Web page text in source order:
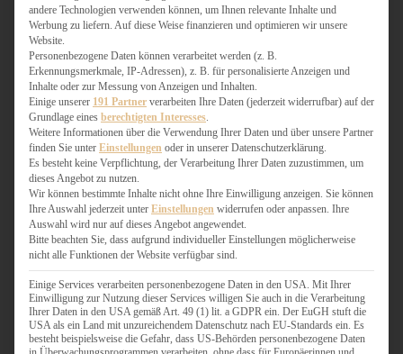
SÜSSES HAUPTGERICHT
TÖRTCHEN
VEGAN SÜSS
WEIHNACHTSBÄCKEREI
HERZHAFT
BURGER & SANDWICHES
FIX AUF DEM TISCH
FLEISCH & FISCH
GRILLEN / BARBECUE
HERZHAFTES BACKEN
ONE-POT-GERICHTE
PASTA & NUDELGERICHTE
PIZZA, TARTES & QUICHES
andere Technologien verwenden können, um Ihnen relevante Inhalte und
Werbung zu liefern. Auf diese Weise finanzieren und optimieren wir unsere
Website.
Personenbezogene Daten können verarbeitet werden (z. B.
Erkennungsmerkmale, IP-Adressen), z. B. für personalisierte Anzeigen und
Inhalte oder zur Messung von Anzeigen und Inhalten.
Einige unserer 191 Partner verarbeiten Ihre Daten (jederzeit widerrufbar) auf der
Grundlage eines berechtigten Interesses
Weitere Informationen über die Verwendung Ihrer Daten und über unsere Partner
finden Sie unter Einstellungen oder in unserer Datenschutzerklärung.
Es besteht keine Verpflichtung, der Verarbeitung Ihrer Daten zuzustimmen, um
dieses Angebot zu nutzen.
Wir können bestimmte Inhalte nicht ohne Ihre Einwilligung anzeigen. Sie können
Ihre Auswahl jederzeit unter Einstellungen widerrufen oder anpassen. Ihre
Auswahl wird nur auf dieses Angebot angewendet.
Bitte beachten Sie, dass aufgrund individueller Einstellungen möglicherweise
nicht alle Funktionen der Website verfügbar sind.
Einige Services verarbeiten personenbezogene Daten in den USA. Mit Ihrer
Einwilligung zur Nutzung dieser Services willigen Sie auch in die Verarbeitung
Ihrer Daten in den USA gemäß Art. 49 (1) lit. a GDPR ein. Der EuGH stuft die
USA als ein Land mit unzureichendem Datenschutz nach EU-Standards ein. Es
besteht beispielsweise die Gefahr, dass US-Behörden personenbezogene Daten